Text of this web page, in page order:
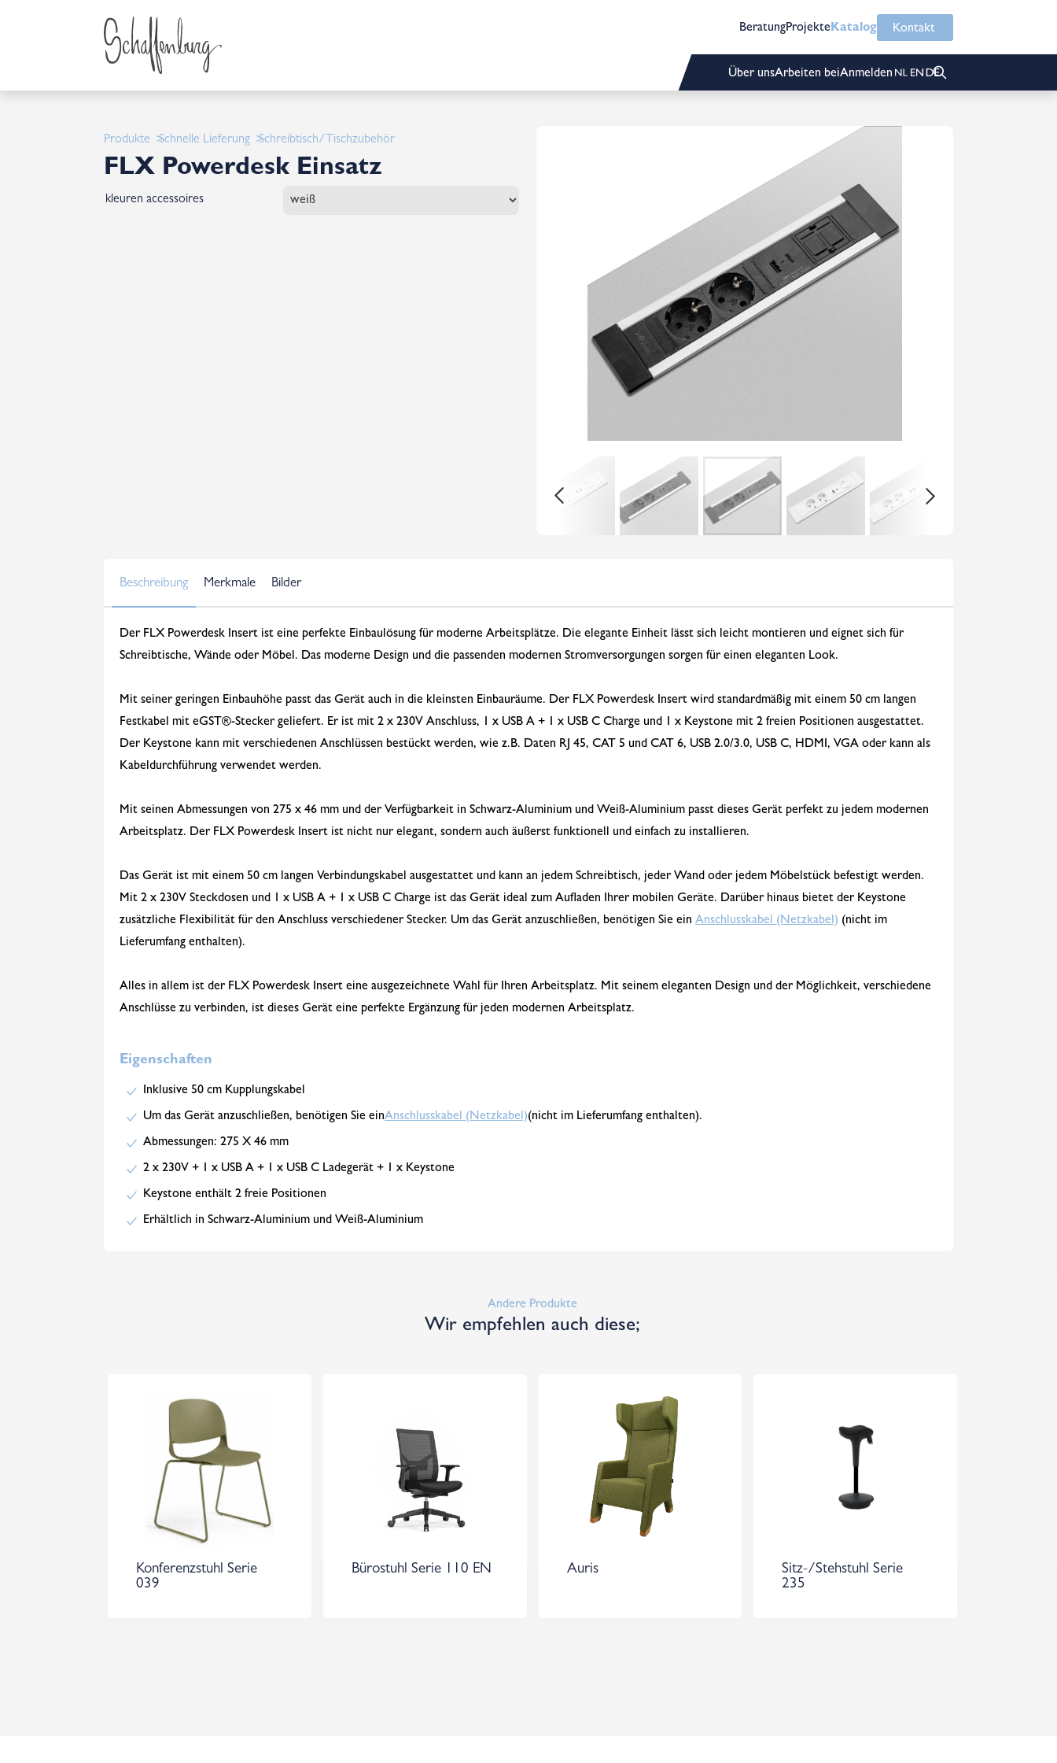
BeratungProjekteKatalog Kontakt
Über unsArbeiten beiAnmelden
Produkte Schnelle Lieferung Schreibtisch/Tischzubehör
FLX Powerdesk Einsatz
kleuren accessoires
Beschreibung Merkmale Bilder
Der FLX Powerdesk Insert ist eine perfekte Einbaulösung für moderne Arbeitsplätze. Die elegante Einheit lässt sich leicht montieren und eignet sich für
Schreibtische, Wände oder Möbel. Das moderne Design und die passenden modernen Stromversorgungen sorgen für einen eleganten Look.
Mit seiner geringen Einbauhöhe passt das Gerät auch in die kleinsten Einbauräume. Der FLX Powerdesk Insert wird standardmäßig mit einem 50 cm langen
Festkabel mit eGST®-Stecker geliefert. Er ist mit 2 x 230V Anschluss, 1 x USB A + 1 x USB C Charge und 1 x Keystone mit 2 freien Positionen ausgestattet.
Der Keystone kann mit verschiedenen Anschlüssen bestückt werden, wie z.B. Daten RJ 45, CAT 5 und CAT 6, USB 2.0/3.0, USB C, HDMI, VGA oder kann als
Kabeldurchführung verwendet werden.
Mit seinen Abmessungen von 275 x 46 mm und der Verfügbarkeit in Schwarz-Aluminium und Weiß-Aluminium passt dieses Gerät perfekt zu jedem modernen
Arbeitsplatz. Der FLX Powerdesk Insert ist nicht nur elegant, sondern auch äußerst funktionell und einfach zu installieren.
Das Gerät ist mit einem 50 cm langen Verbindungskabel ausgestattet und kann an jedem Schreibtisch, jeder Wand oder jedem Möbelstück befestigt werden.
Mit 2 x 230V Steckdosen und 1 x USB A + 1 x USB C Charge ist das Gerät ideal zum Aufladen Ihrer mobilen Geräte. Darüber hinaus bietet der Keystone
zusätzliche Flexibilität für den Anschluss verschiedener Stecker. Um das Gerät anzuschließen, benötigen Sie ein Anschlusskabel (Netzkabel) (nicht im
Lieferumfang enthalten).
Alles in allem ist der FLX Powerdesk Insert eine ausgezeichnete Wahl für Ihren Arbeitsplatz. Mit seinem eleganten Design und der Möglichkeit, verschiedene
Anschlüsse zu verbinden, ist dieses Gerät eine perfekte Ergänzung für jeden modernen Arbeitsplatz.
Eigenschaften
Inklusive 50 cm Kupplungskabel
Um das Gerät anzuschließen, benötigen Sie einAnschlusskabel (Netzkabel)(nicht im Lieferumfang enthalten).
Abmessungen: 275 X 46 mm
2 x 230V + 1 x USB A + 1 x USB C Ladegerät + 1 x Keystone
Keystone enthält 2 freie Positionen
Erhältlich in Schwarz-Aluminium und Weiß-Aluminium
Andere Produkte
Wir empfehlen auch diese;
Konferenzstuhl Serie
039
Bürostuhl Serie 110 EN Auris
Sitz-/Stehstuhl Serie
235